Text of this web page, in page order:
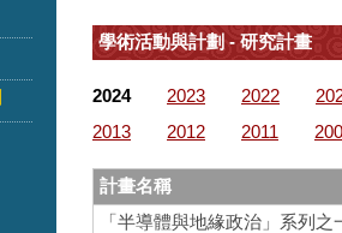
學術活動與計劃 - 研究計畫
2024 2023 2022
2013
2012 2011
計畫名稱
「半導體與地緣政治」系列